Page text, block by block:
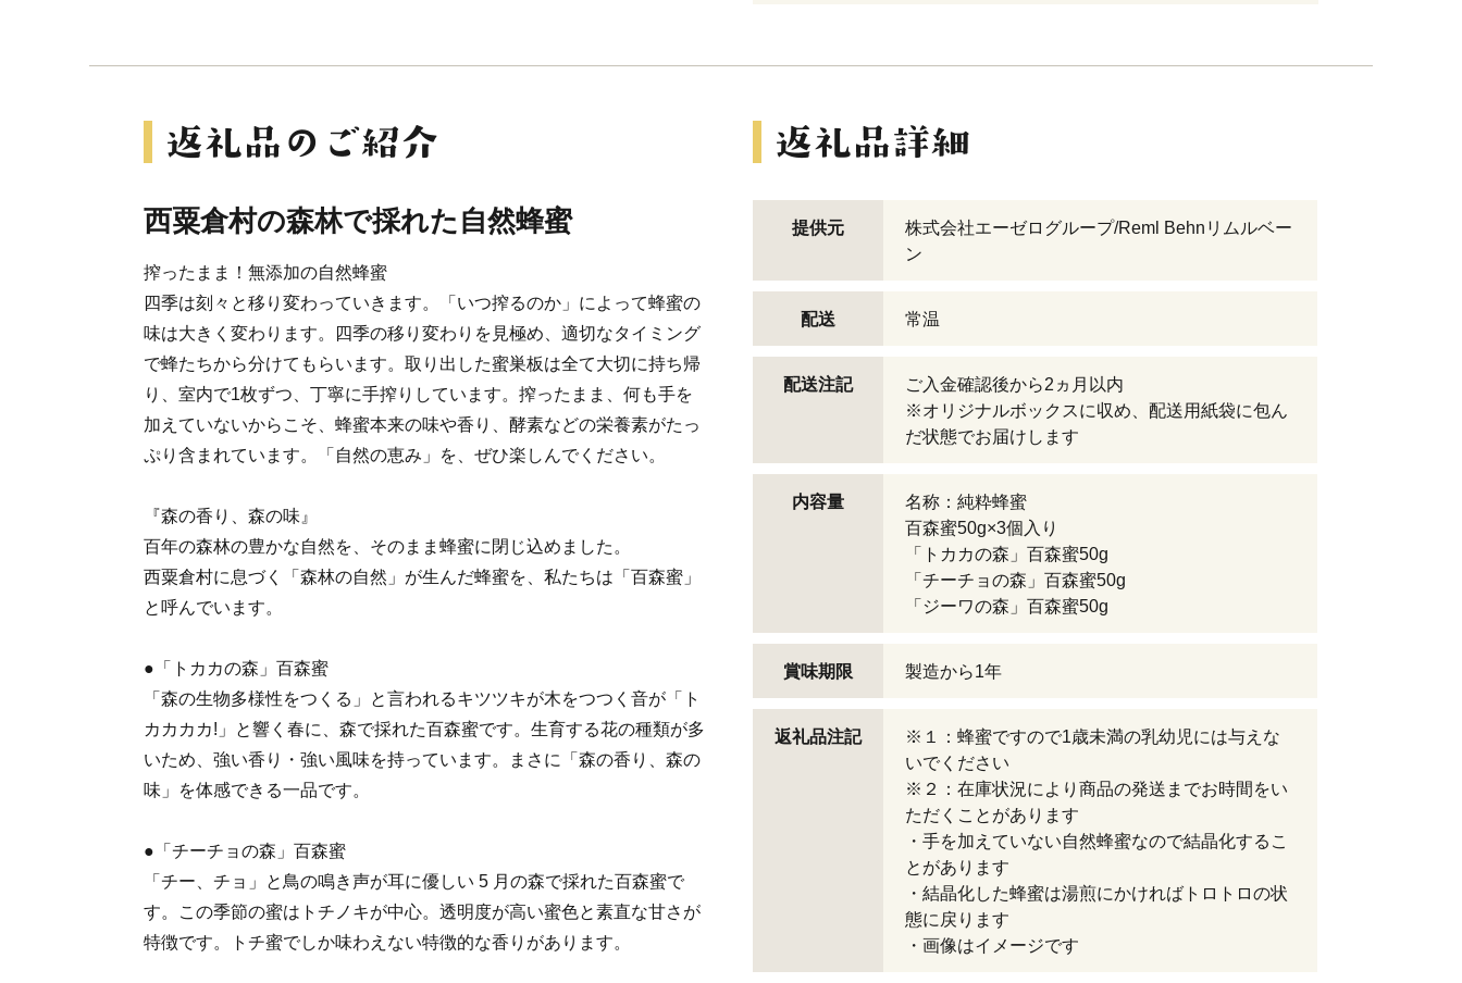
西粟倉村の森林で採れた自然蜂蜜
搾ったまま！無添加の自然蜂蜜
四季は刻々と移り変わっていきます。「いつ搾るのか」によって蜂蜜の
味は大きく変わります。四季の移り変わりを見極め、適切なタイミング
で蜂たちから分けてもらいます。取り出した蜜巣板は全て大切に持ち帰
り、室内で1枚ずつ、丁寧に手搾りしています。搾ったまま、何も手を
加えていないからこそ、蜂蜜本来の味や香り、酵素などの栄養素がたっ
ぷり含まれています。「自然の恵み」を、ぜひ楽しんでください。
『森の香り、森の味』
百年の森林の豊かな自然を、そのまま蜂蜜に閉じ込めました。
西粟倉村に息づく「森林の自然」が生んだ蜂蜜を、私たちは「百森蜜」
と呼んでいます。
●「トカカの森」百森蜜
「森の生物多様性をつくる」と言われるキツツキが木をつつく音が「ト
カカカカ!」と響く春に、森で採れた百森蜜です。生育する花の種類が多
いため、強い香り・強い風味を持っています。まさに「森の香り、森の
味」を体感できる一品です。
●「チーチョの森」百森蜜
「チー、チョ」と鳥の鳴き声が耳に優しい 5 月の森で採れた百森蜜で
す。この季節の蜜はトチノキが中心。透明度が高い蜜色と素直な甘さが
特徴です。トチ蜜でしか味わえない特徴的な香りがあります。
提供元
株式会社エーゼログループ/Reml Behnリムルベー
ン
配送 常温
配送注記
ご入金確認後から2ヵ月以内
※オリジナルボックスに収め、配送用紙袋に包ん
だ状態でお届けします
内容量
名称：純粋蜂蜜
百森蜜50g×3個入り
「トカカの森」百森蜜50g
「チーチョの森」百森蜜50g
「ジーワの森」百森蜜50g
賞味期限 製造から1年
返礼品注記
※１：蜂蜜ですので1歳未満の乳幼児には与えな
いでください
※２：在庫状況により商品の発送までお時間をい
ただくことがあります
・手を加えていない自然蜂蜜なので結晶化するこ
とがあります
・結晶化した蜂蜜は湯煎にかければトロトロの状
態に戻ります
・画像はイメージです